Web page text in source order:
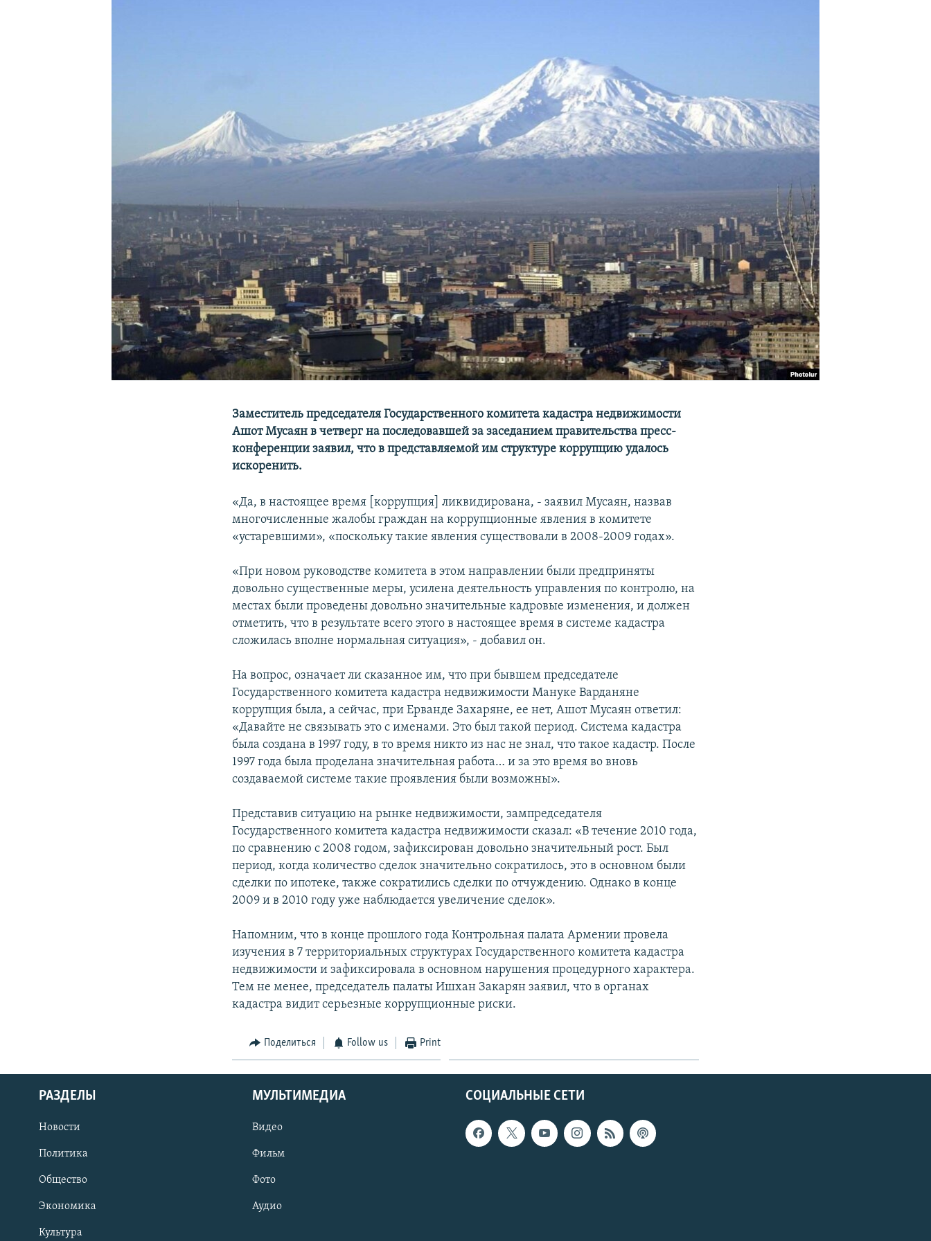
Заместитель председателя Государственного комитета кадастра недвижимости
Ашот Мусаян в четверг на последовавшей за заседанием правительства пресс-
конференции заявил, что в представляемой им структуре коррупцию удалось
искоренить.
«Да, в настоящее время [коррупция] ликвидирована, - заявил Мусаян, назвав
многочисленные жалобы граждан на коррупционные явления в комитете
«устаревшими», «поскольку такие явления существовали в 2008-2009 годах».
«При новом руководстве комитета в этом направлении были предприняты
довольно существенные меры, усилена деятельность управления по контролю, на
местах были проведены довольно значительные кадровые изменения, и должен
отметить, что в результате всего этого в настоящее время в системе кадастра
сложилась вполне нормальная ситуация», - добавил он.
На вопрос, означает ли сказанное им, что при бывшем председателе
Государственного комитета кадастра недвижимости Мануке Варданяне
коррупция была, а сейчас, при Ерванде Захаряне, ее нет, Ашот Мусаян ответил:
«Давайте не связывать это с именами. Это был такой период. Система кадастра
была создана в 1997 году, в то время никто из нас не знал, что такое кадастр. После
1997 года была проделана значительная работа… и за это время во вновь
создаваемой системе такие проявления были возможны».
Представив ситуацию на рынке недвижимости, зампредседателя
Государственного комитета кадастра недвижимости сказал: «В течение 2010 года,
по сравнению с 2008 годом, зафиксирован довольно значительный рост. Был
период, когда количество сделок значительно сократилось, это в основном были
сделки по ипотеке, также сократились сделки по отчуждению. Однако в конце
2009 и в 2010 году уже наблюдается увеличение сделок».
Напомним, что в конце прошлого года Контрольная палата Армении провела
изучения в 7 территориальных структурах Государственного комитета кадастра
недвижимости и зафиксировала в основном нарушения процедурного характера.
Тем не менее, председатель палаты Ишхан Закарян заявил, что в органах
кадастра видит серьезные коррупционные риски.
Поделиться Follow us Print
СОЦИАЛЬНЫЕ СЕТИ
РАЗДЕЛЫ
Новости
Политика
Общество
Экономика
Культура
МУЛЬТИМЕДИА
Видео
Фильм
Фото
Аудио